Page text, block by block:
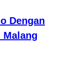
Dengan
Malang